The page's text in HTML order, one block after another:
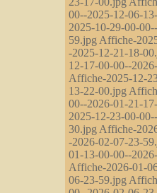
00--2025-12-06-
2025-10-29-00-
59.jpg Affiche-
-2025-12-21-18-
12-17-00-00--
Affiche-2025-12-
13-22-00.jpg
00--2026-01-21-
2025-12-23-00-
30.jpg Affiche-
-2026-02-07-23-
01-13-00-00--
Affiche-2026-01-
06-23-59.jpg